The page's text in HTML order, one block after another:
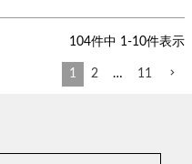
104件中 1-10件表示
1 2 … 11